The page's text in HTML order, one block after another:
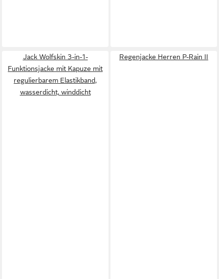
Jack Wolfskin 3-in-1-
Funktionsjacke mit Kapuze mit
regulierbarem Elastikband,
wasserdicht, winddicht
Regenjacke Herren P-Rain II